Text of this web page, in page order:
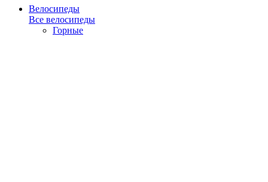
Велосипеды
Все велосипеды
Горные